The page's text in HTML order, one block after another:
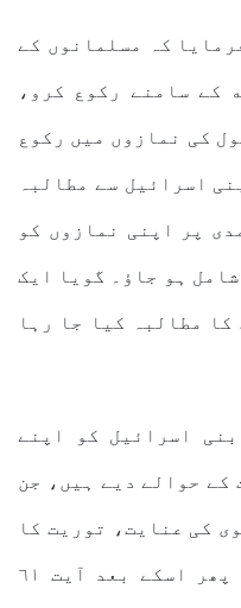
آیت نمبر ٤٣ میں فرمایا کہ مسلمانوں کے
کے سامنے رکوع کرو،
کی نمازوں میں رکوع
اسرائیل سے مطالبہ
پر اپنی نمازوں کو
ہو جاؤ۔ گویا ایک
مطالبہ کیا جا رہا
اسرائیل کو اپنے
کے حوالے دیے ہیں، جن
کی عنایت، توریت کا
ملنا وغیرہ شامل ہیں۔ اور پھر اسکے بعد آیت ٦١